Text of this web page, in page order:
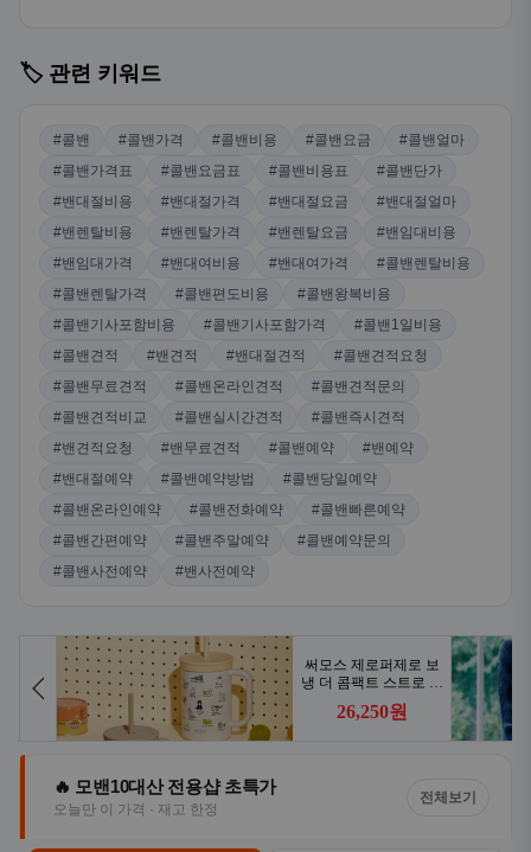
🏷️ 관련 키워드
#콜밴 #콜밴가격 #콜밴비용 #콜밴요금
#콜밴얼마
#콜밴가격표
#콜밴요금표 #콜밴비용표
#콜밴단가
#밴대절비용
#밴대절가격 #밴대절요금
#밴대절얼마
#밴렌탈비용
#밴렌탈가격 #밴렌탈요금
#밴임대비용
#밴임대가격
#밴대여비용 #밴대여가격
#콜밴렌탈비용
#콜밴렌탈가격
#콜밴편도비용
#콜밴왕복비용
#콜밴기사포함비용
#콜밴기사포함가격
#콜밴1일비용
#콜밴견적
#밴견적 #밴대절견적
#콜밴견적요청
#콜밴무료견적
#콜밴온라인견적
#콜밴견적문의
#콜밴견적비교
#콜밴실시간견적
#콜밴즉시견적
#밴견적요청
#밴무료견적 #콜밴예약
#밴예약
#밴대절예약
#콜밴예약방법
#콜밴당일예약
#콜밴온라인예약
#콜밴전화예약
#콜밴빠른예약
#콜밴간편예약
#콜밴주말예약
#콜밴예약문의
#콜밴사전예약
#밴사전예약
🔥 모밴10대산 전용샵 초특가
오늘만 이 가격 · 재고 한정
전체보기